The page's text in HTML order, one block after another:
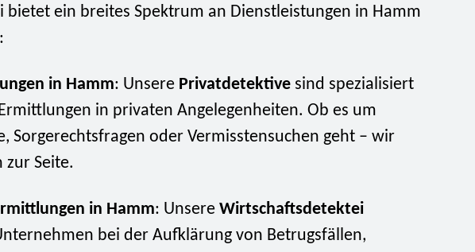
bietet ein breites Spektrum an Dienstleistungen in Hamm
in Hamm: Unsere Privatdetektive sind spezialisiert
in privaten Angelegenheiten. Ob es um
Sorgerechtsfragen oder Vermisstensuchen geht – wir
zur Seite.
in Hamm: Unsere Wirtschaftsdetektei
bei der Aufklärung von Betrugsfällen,